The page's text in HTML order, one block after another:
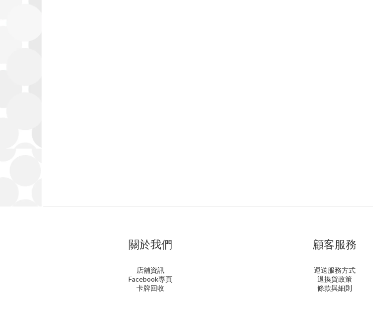
關於我們
店舖資訊
Facebook專頁
卡牌回收
顧客服務
運送服務方式
退換貨政策
條款與細則